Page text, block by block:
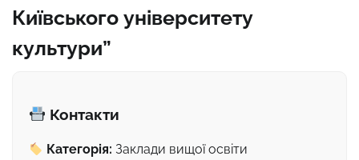
Київського університету
культури”
Контакти
Категорія: Заклади вищої освіти